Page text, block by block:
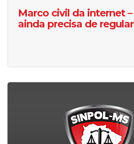
Marco civil da internet
ainda precisa de